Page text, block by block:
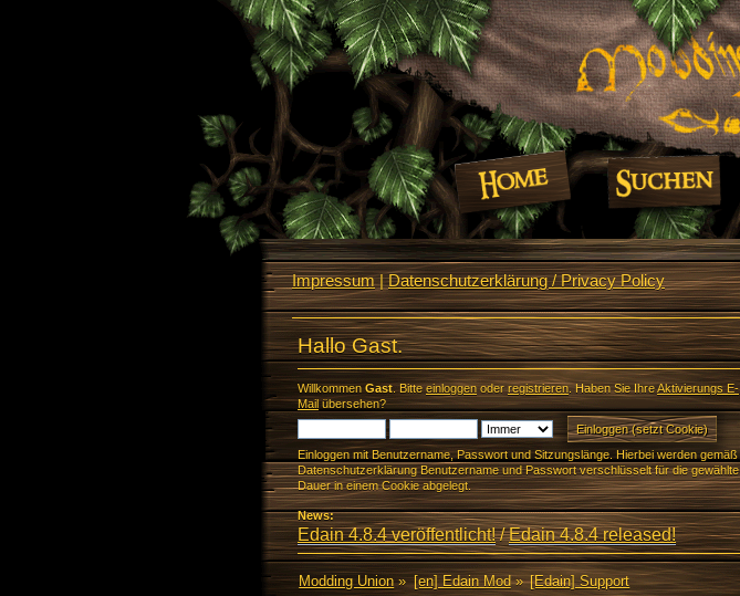
Impressum|Datenschutzerklärung / Privacy Policy
Hallo Gast.
Willkommen Gast. Bitte einloggenoderregistrieren. Haben Sie IhreAktivierungs E-
Mailübersehen?
Einloggen mit Benutzername, Passwort und Sitzungslänge. Hierbei werden gemäß
Datenschutzerklärung Benutzername und Passwort verschlüsselt für die gewählte
Dauer in einem Cookie abgelegt.
News:
Edain 4.8.4 veröffentlicht!/Edain 4.8.4 released!
Modding Union» [en] Edain Mod» [Edain] Support